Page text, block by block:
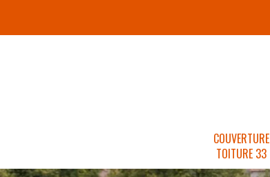
COUVERTURE
TOITURE 33